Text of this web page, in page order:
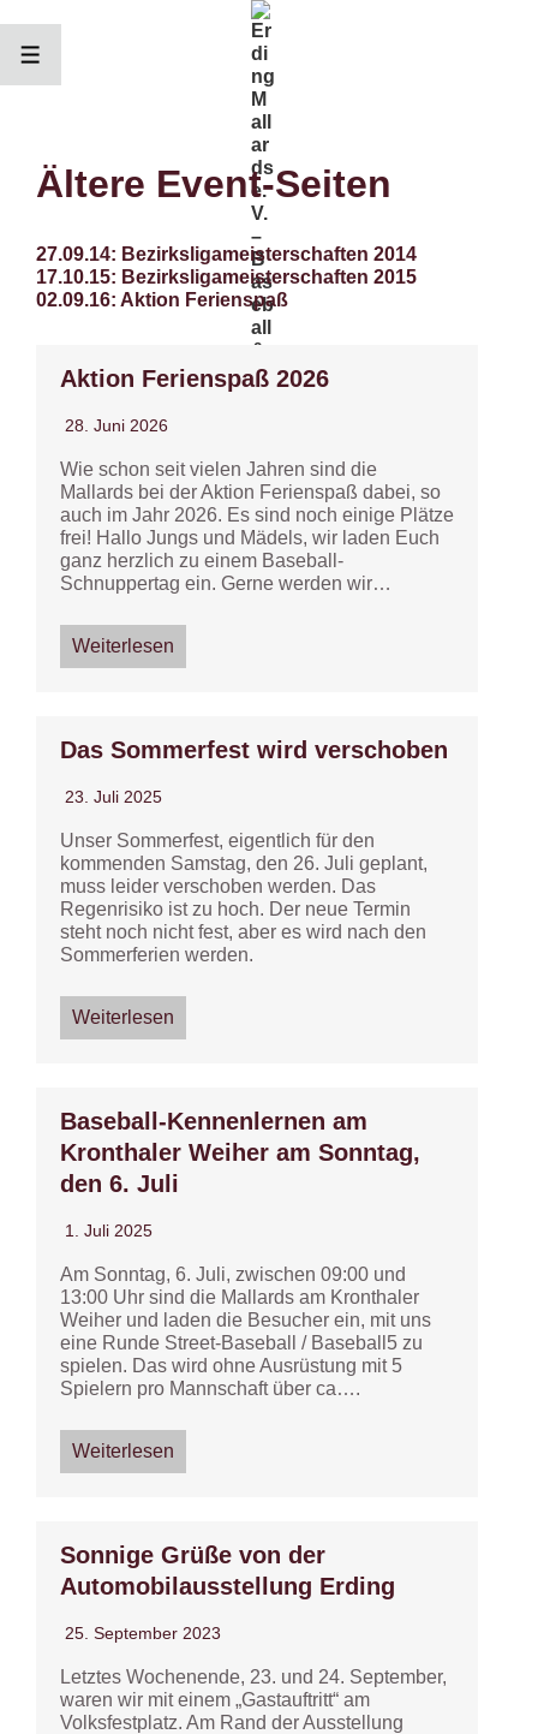
InhaltMENÜ
Ältere Event-Seiten
27.09.14: Bezirksligameisterschaften 2014
17.10.15: Bezirksligameisterschaften 2015
02.09.16: Aktion Ferienspaß
Aktion Ferienspaß 2026
28. Juni 2026
Wie schon seit vielen Jahren sind die
Mallards bei der Aktion Ferienspaß dabei, so
auch im Jahr 2026. Es sind noch einige Plätze
frei! Hallo Jungs und Mädels, wir laden Euch
ganz herzlich zu einem Baseball-
Schnuppertag ein. Gerne werden wir…
Weiterlesen
Das Sommerfest wird verschoben
23. Juli 2025
Unser Sommerfest, eigentlich für den
kommenden Samstag, den 26. Juli geplant,
muss leider verschoben werden. Das
Regenrisiko ist zu hoch. Der neue Termin
steht noch nicht fest, aber es wird nach den
Sommerferien werden.
Weiterlesen
Baseball-Kennenlernen am
Kronthaler Weiher am Sonntag,
den 6. Juli
1. Juli 2025
Am Sonntag, 6. Juli, zwischen 09:00 und
13:00 Uhr sind die Mallards am Kronthaler
Weiher und laden die Besucher ein, mit uns
eine Runde Street-Baseball / Baseball5 zu
spielen. Das wird ohne Ausrüstung mit 5
Spielern pro Mannschaft über ca….
Weiterlesen
Sonnige Grüße von der
Automobilausstellung Erding
25. September 2023
Letztes Wochenende, 23. und 24. September,
waren wir mit einem „Gastauftritt“ am
Volksfestplatz. Am Rand der Ausstellung